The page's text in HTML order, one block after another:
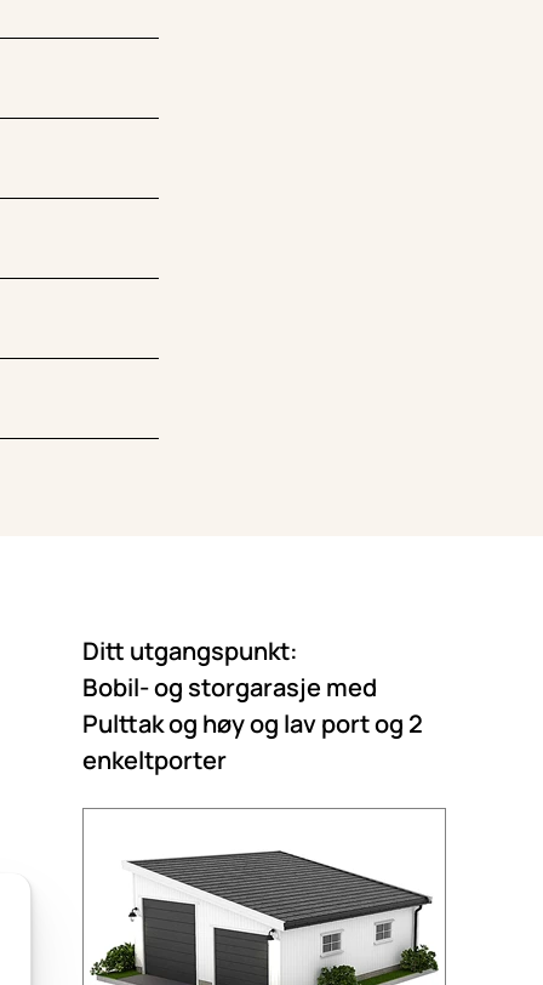
Ditt utgangspunkt:
Bobil- og storgarasje med
Pulttak og høy og lav port og 2
enkeltporter